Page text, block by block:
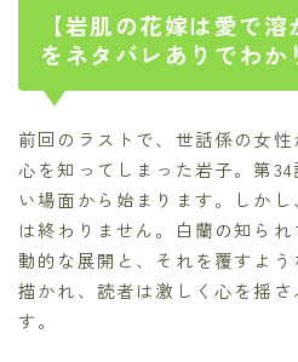
【岩肌の花嫁は愛で
をネタバレありでわか
前回のラストで、世話係の女
心を知ってしまった岩子。第
い場面から始まります。しか
は終わりません。白蘭の知ら
動的な展開と、それを覆すよ
描かれ、読者は激しく心を揺
す。